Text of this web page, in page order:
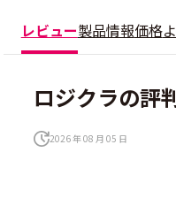
レビュー製品情報価格
ロジクラの評
2026 年 08 月 05 日